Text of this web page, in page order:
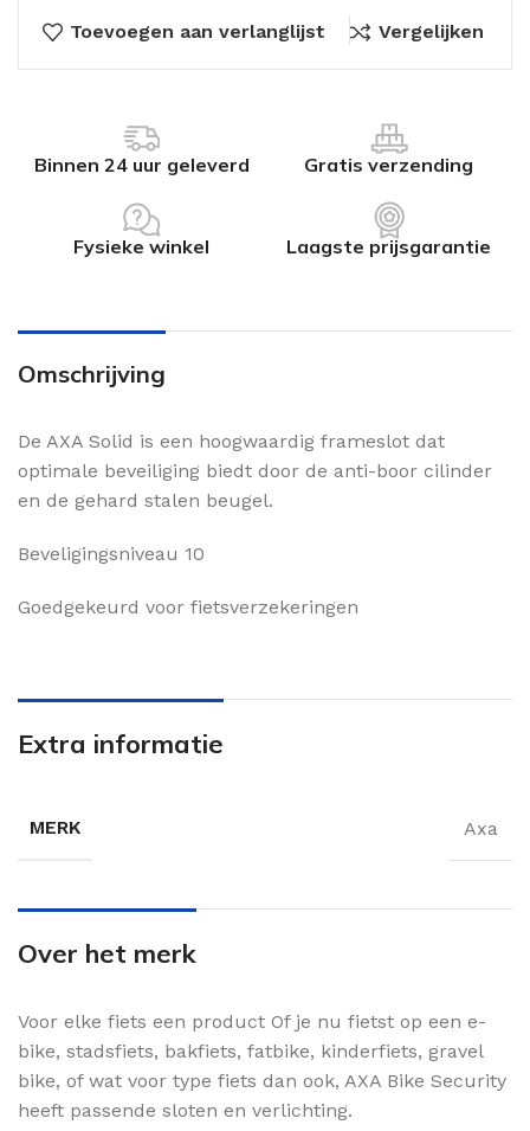
Toevoegen aan verlanglijst Vergelijken
Binnen 24 uur geleverd Gratis verzending
Fysieke winkel Laagste prijsgarantie
Omschrijving
De AXA Solid is een hoogwaardig frameslot dat
optimale beveiliging biedt door de anti-boor cilinder
en de gehard stalen beugel.
Beveligingsniveau 10
Goedgekeurd voor fietsverzekeringen
Extra informatie
MERK Axa
Over het merk
Voor elke fiets een product Of je nu fietst op een e-
bike, stadsfiets, bakfiets, fatbike, kinderfiets, gravel
bike, of wat voor type fiets dan ook, AXA Bike Security
heeft passende sloten en verlichting.